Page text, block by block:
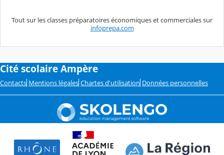
Tout sur les classes préparatoires économiques et commerciales sur
infoprepa.com
Cité scolaire Ampère
Contacts Mentions légales Chartes d'utilisation Données personnelles